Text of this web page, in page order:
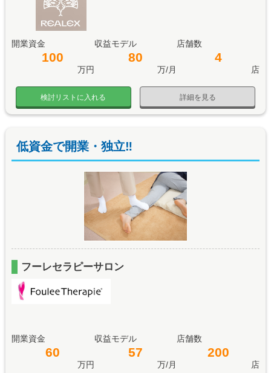
開業資金
100
万円
収益モデル
80
万/月
店舗数
4
店
詳細を見る
検討リストに入れる
低資金で開業・独立‼
フーレセラピーサロン
開業資金
60
万円
収益モデル
57
万/月
店舗数
200
店